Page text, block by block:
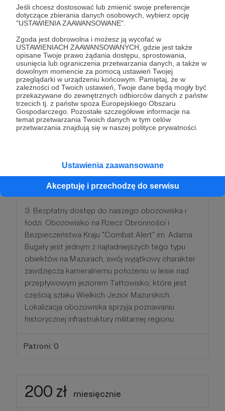
Jeśli chcesz dostosować lub zmienić swoje preferencje
dotyczące zbierania danych osobowych, wybierz opcję
"USTAWIENIA ZAAWANSOWANE".
Zgoda jest dobrowolna i możesz ją wycofać w
USTAWIENIACH ZAAWANSOWANYCH, gdzie jest także
opisane Twoje prawo żądania dostępu, sprostowania,
usunięcia lub ograniczenia przetwarzania danych, a także w
dowolnym momencie za pomocą ustawień Twojej
przeglądarki w urządzeniu końcowym. Pamiętaj, że w
zależności od Twoich ustawień, Twoje dane będą mogły być
przekazywane do zewnętrznych odbiorców danych z państw
trzecich tj. z państw spoza Europejskiego Obszaru
Gospodarczego. Pozostałe szczegółowe informacje na
temat przetwarzania Twoich danych w tym celów
przetwarzania znajdują się w naszej polityce prywatności.
Ustawienia zaawansowane
Akceptuję i przechodzę do serwisu
zaszczytne miano i wziąć pod swoje skrzydła całą
Fundację i wszystkie jej działania. Każdy Patron z
specjalny certyfikat. Dziękujemy Ci, że chcesz
regularnie wspierać naszą służbę publiczną.
Doceniamy Twoje zaangażowanie i chcemy Ci
serdecznie podziękować za wsparcie naszej
Fundacji.
W tym progu otrzymasz:
2. Bezpłatny dostęp do specjalnego szkolenia
taktycznego/wojskowego tylko dla patronów.
3. Bezpłatny dostęp do naszego obozowiska i
łodzi. Obozowisko na Rzecz Obronności i
Bezpieczeństwa Kraju "Combat Alert" im. Adama
Bugały jest jednym z najładniejszych tego typu
obiektów na Mazurach, swój wyjątkowy charakter
zawdzięcza kameralnemu położeniu w lesie nad
przepływowym jeziorem Tałtowisko, które jest
częścią szlaku Wielkich Jezior Mazurskich.
Lokalizacja obozowiska sprzyja poznawaniu
historycznej infrastruktury militarnej regionu.
Patroni: 0
200 zł miesięcznie